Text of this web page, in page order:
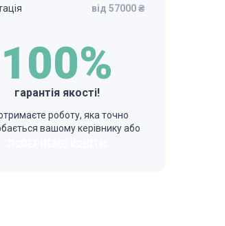
від 57000 ₴
100%
гарантія якості!
роботу, яка точно
вашому керівнику або